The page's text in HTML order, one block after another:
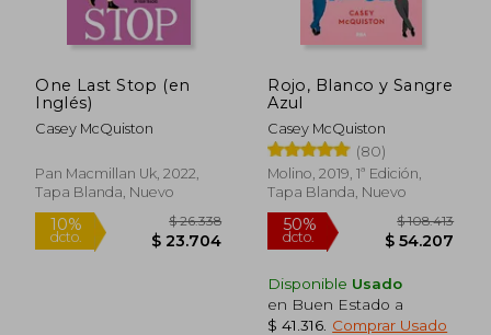
dcto. $ 23.704 dcto. $
One Last Stop (en
Inglés)
Casey McQuiston
Pan Macmillan Uk, 2022,
Tapa Blanda, Nuevo
Rojo, Blanco y Sangre
Azul
Casey McQuiston
(80)
Molino, 2019, 1ª Edición,
Tapa Blanda, Nuevo
Disponible Usado
en Buen Estado a
$ 41.316 Comprar Usado